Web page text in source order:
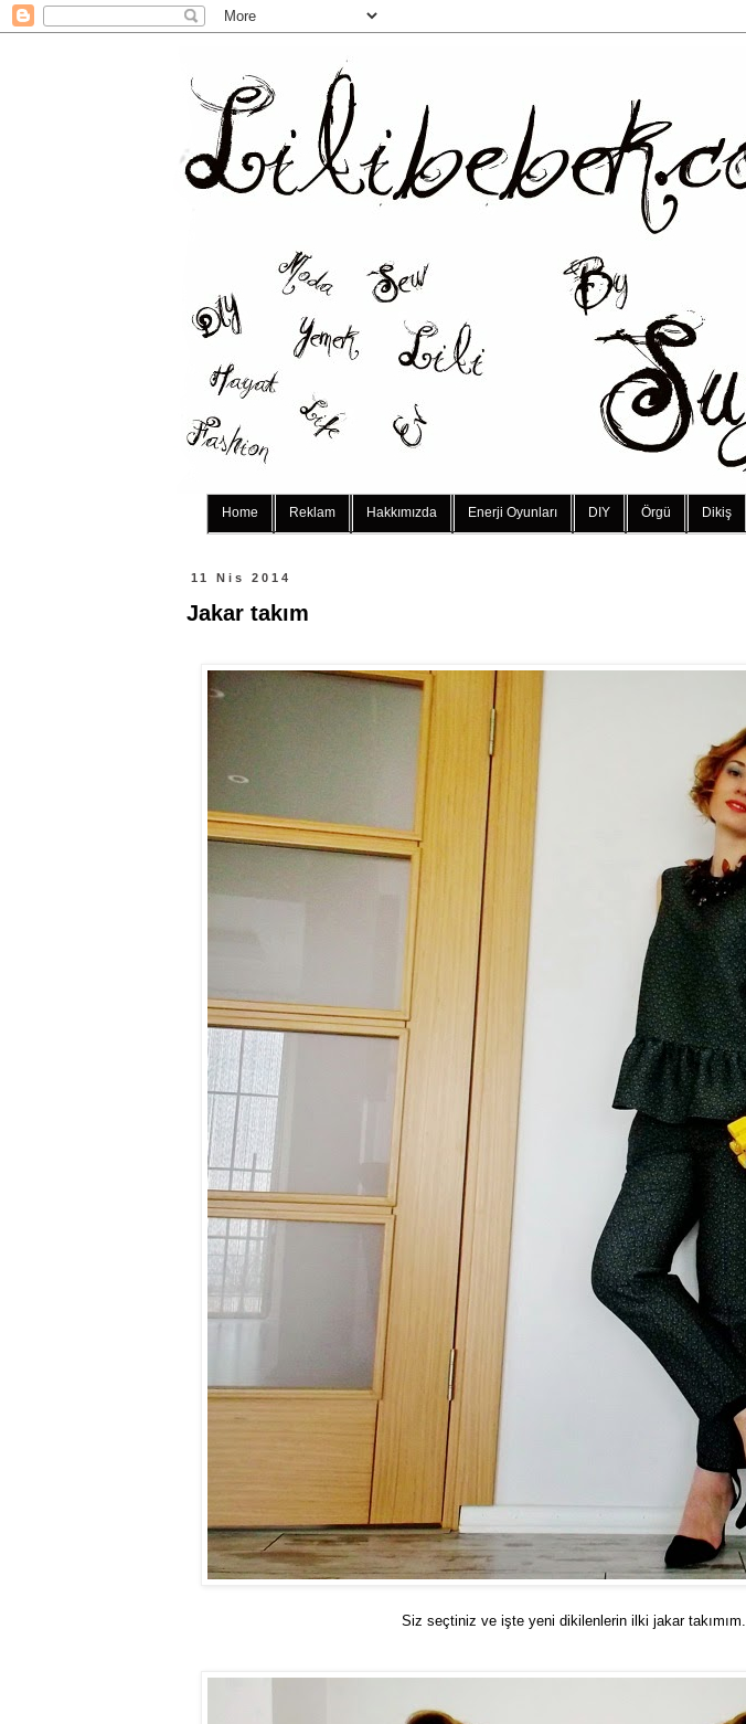
Home Reklam Hakkımızda Enerji Oyunları DIY Örgü Dikiş
11 Nis 2014
Jakar takım
Siz seçtiniz ve işte yeni dikilenlerin ilki jakar takımım.